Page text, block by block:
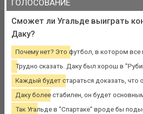
ГОЛОСОВАНИЕ
Сможет ли Угальде выиграть
Даку?
Почему нет? Это футбол, в котором
Трудно сказать. Даку был хорош в
Каждый будет стараться доказать, что
Даку более стабилен, он будет
Так Угальде в "Спартаке" вроде бы